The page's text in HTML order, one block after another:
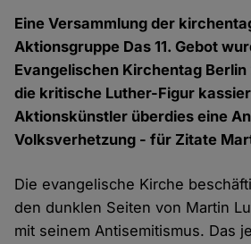
Eine Versammlung der
Aktionsgruppe Das 11. Gebot
Evangelischen Kirchentag
die kritische Luther-Figur
Aktionskünstler überdies eine
Volksverhetzung - für Zitate
Die evangelische Kirche
den dunklen Seiten von Martin
mit seinem Antisemitismus. Das